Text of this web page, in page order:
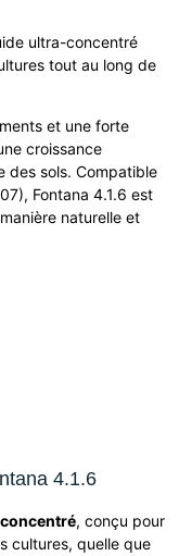
ultra-concentré
tout au long de
et une forte
croissance
des sols. Compatible
Fontana 4.1.6 est
naturelle et
4.1.6
, conçu pour
cultures, quelle que